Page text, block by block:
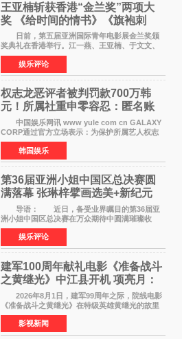
王亚楠斩获香港“金兰奖”两项大
奖 《给时间的情书》《旗袍刺
客》双双获肯定
日前，第五届亚洲国际青年电影展金兰奖颁
奖典礼在香港举行。江一燕、王亚楠、于文文、
李东学等知名演员出席活动。著名演员、导演王
亚楠凭借音乐故事片《给时间的情书》和院线电
影《旗袍刺客》
娱乐评论
权志龙恶评者被判罚款700万韩
元！所属社重申零容忍：匿名账
号也难逃刑责
中国娱乐网讯 www yule com cn GALAXY
CORP通过官方立场表示：为保护所属艺人权志
龙的名誉和权益，将持续对网络上发生的名誉损
害、散布虚假事实、侮辱、恶意诽谤等行为采取
法律应对措施。
韩国娱乐
第36届亚洲小姐中国区总决赛圆
满落幕 张琳梓擘画选美+新纪元
导语： 近日，备受业界瞩目的第36届亚
洲小姐中国区总决赛在万众期待中圆满璀璨收
官。整场盛典汇聚万千芳华，不仅完成了新一届
美丽代言人的加冕选拔，更在行业发展层面带来
颠覆性突破。活动
娱乐评论
建军100周年献礼电影《准备战斗
之黄继光》中江县开机 项亮月：
以光影为笔，书写英雄赞歌
2026年8月1日，建军99周年之际，院线电影
《准备战斗之黄继光》在特级英雄黄继光的故里
——四川省德阳市中江县黄继光出生地正式开
机。本片出品人、总制片人项亮月主持开机仪
式，&zwnj;特级英雄
影视新闻